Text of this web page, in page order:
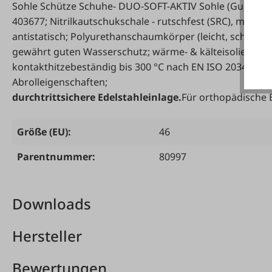
Sohle Schütze Schuhe- DUO-SOFT-AKTIV Sohle (Gummi-
403677; Nitrilkautschukschale - rutschfest (SRC),
antistatisch; Polyurethanschaumkörper (leicht,
gewährt guten Wasserschutz; wärme- & kälteisoliert
kontakthitzebeständig bis 300 °C nach EN ISO
Abrolleigenschaften;
durchtrittsichere Edelstahleinlage.Für orthopädische
Größe (EU):
46
Parentnummer:
80997
Downloads
Hersteller